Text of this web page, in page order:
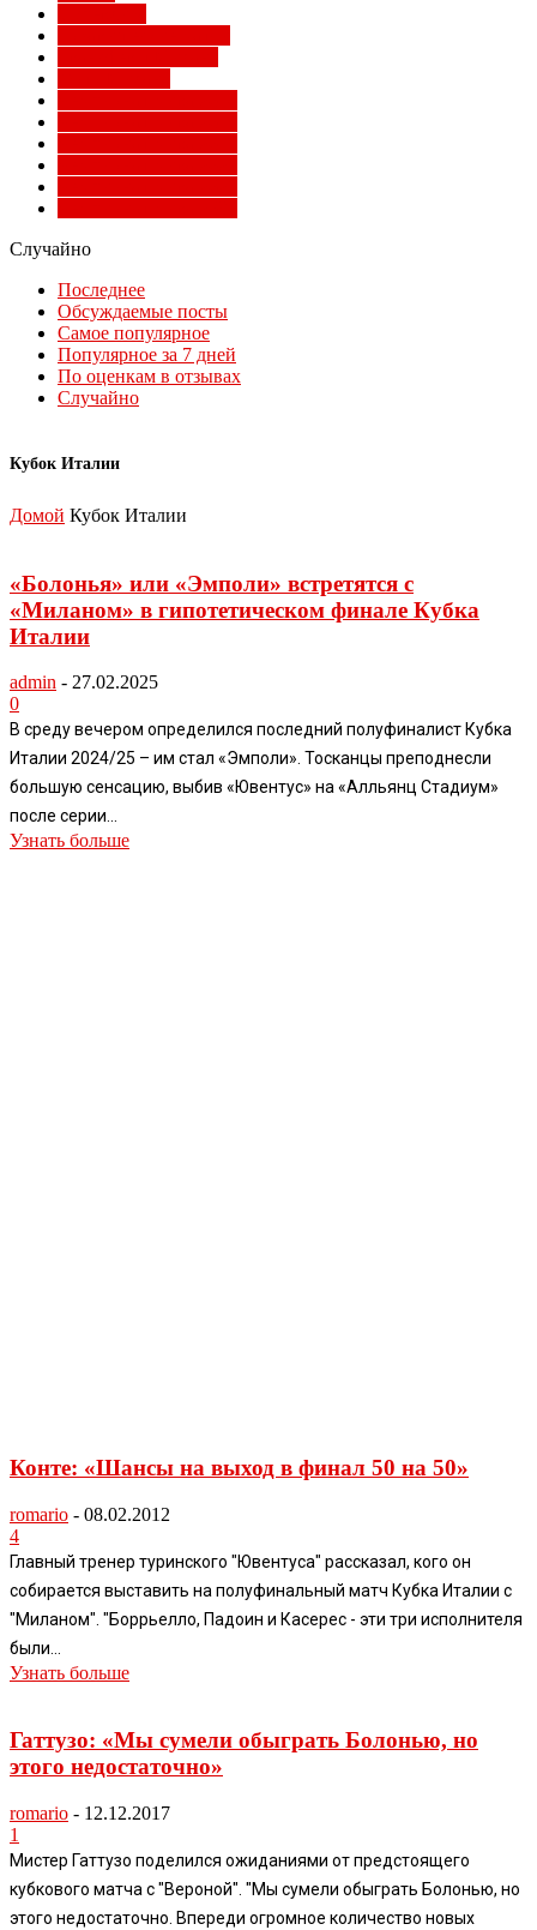
Случайно
Последнее
Обсуждаемые посты
Самое популярное
Популярное за 7 дней
По оценкам в отзывах
Случайно
Кубок Италии
Домой Кубок Италии
«Болонья» или «Эмполи» встретятся с
«Миланом» в гипотетическом финале Кубка
Италии
admin - 27.02.2025
0
В среду вечером определился последний полуфиналист Кубка
Италии 2024/25 – им стал «Эмполи». Тосканцы преподнесли
большую сенсацию, выбив «Ювентус» на «Алльянц Стадиум»
после серии...
Узнать больше
Конте: «Шансы на выход в финал 50 на 50»
romario - 08.02.2012
4
Главный тренер туринского "Ювентуса" рассказал, кого он
собирается выставить на полуфинальный матч Кубка Италии с
"Миланом". "Боррьелло, Падоин и Касерес - эти три исполнителя
были...
Узнать больше
Гаттузо: «Мы сумели обыграть Болонью, но
этого недостаточно»
romario - 12.12.2017
1
Мистер Гаттузо поделился ожиданиями от предстоящего
кубкового матча с "Вероной". "Мы сумели обыграть Болонью, но
этого недостаточно. Впереди огромное количество новых